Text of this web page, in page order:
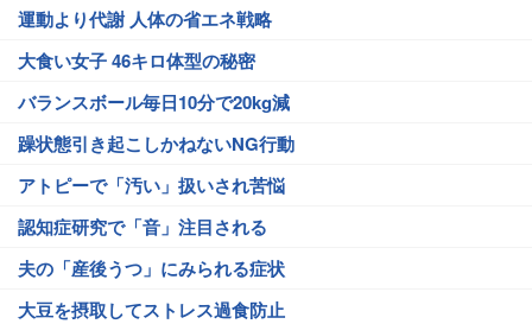
運動より代謝 人体の省エネ戦略
大食い女子 46キロ体型の秘密
バランスボール毎日10分で20kg減
躁状態引き起こしかねないNG行動
アトピーで「汚い」扱いされ苦悩
認知症研究で「音」注目される
夫の「産後うつ」にみられる症状
大豆を摂取してストレス過食防止